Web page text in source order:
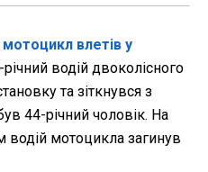
мотоцикл влетів у
водій двоколісного
та зіткнувся з
44-річний чоловік. На
водій мотоцикла загинув